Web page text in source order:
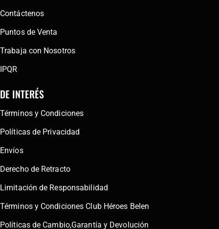
Contáctenos
Puntos de Venta
Trabaja con Nosotros
IPQR
DE INTERÉS
Términos y Condiciones
Políticas de Privacidad
Envíos
Derecho de Retracto
Limitación de Responsabilidad
Términos y Condiciones Club Héroes Belen
Políticas de Cambio,Garantía y Devolución